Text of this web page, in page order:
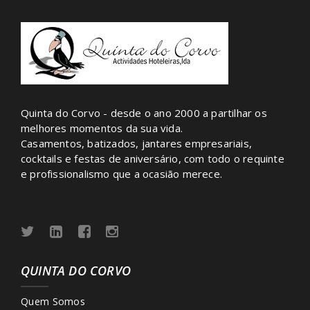
Clientes Felizes
Os meus agradecimentos aos gerentes e funcionários
que fizeram do nosso casamento um dia inesquecível
repetir outros eventos.
mais clientes felizes
Clientes Felizes
agradecer por nós terem proporcionado um dia tão
Gostávamos de deixar um agradecimento ao Sr. ….(
chefe de sala) por toda a dedicação e à Sra. ……
Quinta do Corvo - desde o ano 2000 a partilhar os
melhores momentos da sua vida.
Casamentos, batizados, jantares empresariais,
cocktails e festas de aniversário, com todo o requinte
e profissionalismo que a ocasião merece.
QUINTA DO CORVO
Quem Somos